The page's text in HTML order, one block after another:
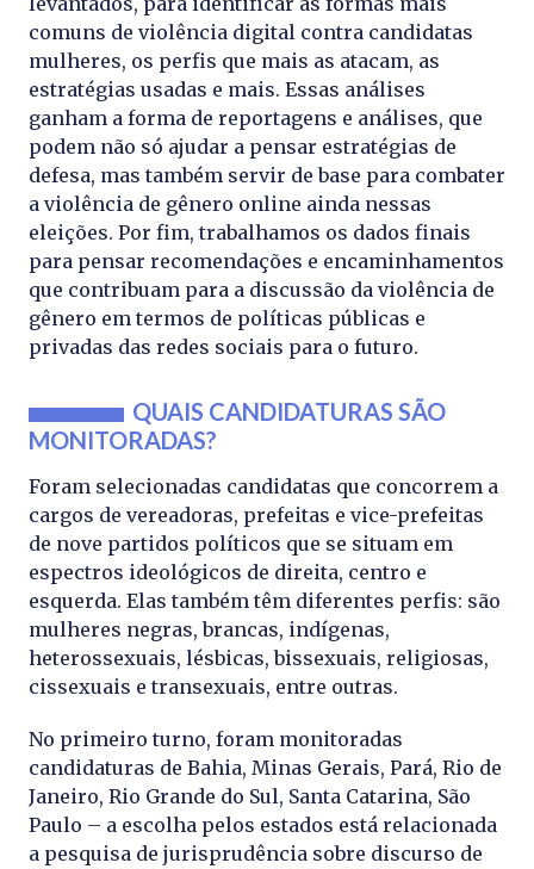
comuns de violência digital contra candidatas
mulheres, os perfis que mais as atacam, as
estratégias usadas e mais. Essas análises
ganham a forma de reportagens e análises, que
podem não só ajudar a pensar estratégias de
defesa, mas também servir de base para combater
a violência de gênero online ainda nessas
eleições. Por fim, trabalhamos os dados finais
para pensar recomendações e encaminhamentos
que contribuam para a discussão da violência de
gênero em termos de políticas públicas e
privadas das redes sociais para o futuro.
QUAIS CANDIDATURAS SÃO
MONITORADAS?
Foram selecionadas candidatas que concorrem a
cargos de vereadoras, prefeitas e vice-prefeitas
de nove partidos políticos que se situam em
espectros ideológicos de direita, centro e
esquerda. Elas também têm diferentes perfis: são
mulheres negras, brancas, indígenas,
heterossexuais, lésbicas, bissexuais, religiosas,
cissexuais e transexuais, entre outras.
No primeiro turno, foram monitoradas
candidaturas de Bahia, Minas Gerais, Pará, Rio de
Janeiro, Rio Grande do Sul, Santa Catarina, São
Paulo – a escolha pelos estados está relacionada
a pesquisa de jurisprudência sobre discurso de